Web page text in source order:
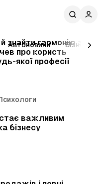
Автоновини Бізнес
знайти гармонію з
про користь
якої професії
важливим
бізнесу